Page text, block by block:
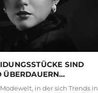
SIND
ÜBERDAUERN
in der sich Trends in